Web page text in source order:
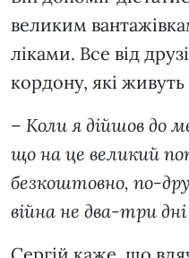
великим
ліками. Все від
кордону, які
– Коли я дійшов до
що на це великий
безкоштовно, по-
війна не два-три